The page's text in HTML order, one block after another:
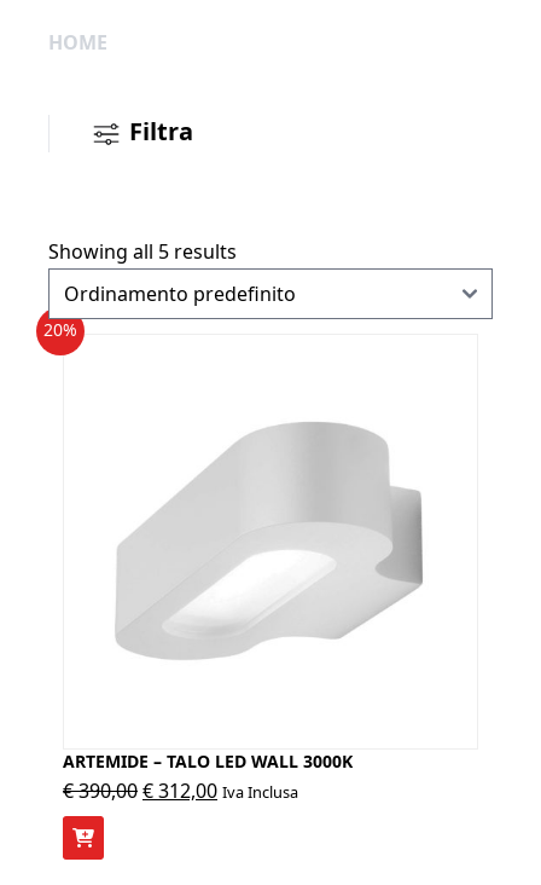
HOME
Filtra
Showing all 5 results
20%
ARTEMIDE – TALO LED WALL 3000K
€390,00Il
€312,00IlIva Inclusa